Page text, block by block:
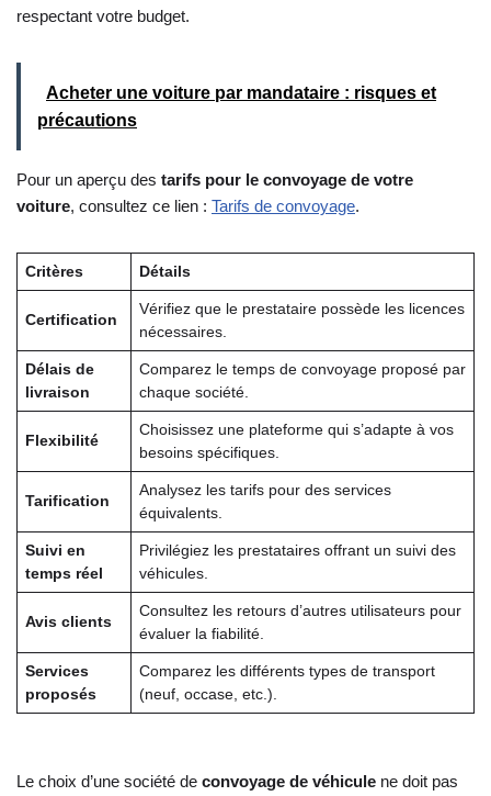
respectant votre budget.
Acheter une voiture par mandataire : risques et
précautions
Pour un aperçu des tarifs pour le convoyage de votre
voiture, consultez ce lien : Tarifs de convoyage.
Critères Détails
Certification
Vérifiez que le prestataire possède les licences
nécessaires.
Délais de
livraison
Comparez le temps de convoyage proposé par
chaque société.
Flexibilité
Choisissez une plateforme qui s’adapte à vos
besoins spécifiques.
Tarification
Analysez les tarifs pour des services
équivalents.
Suivi en
temps réel
Privilégiez les prestataires offrant un suivi des
véhicules.
Avis clients
Consultez les retours d’autres utilisateurs pour
évaluer la fiabilité.
Services
proposés
Comparez les différents types de transport
(neuf, occase, etc.).
Le choix d’une société de convoyage de véhicule ne doit pas